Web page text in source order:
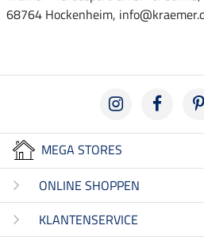
68764 Hockenheim,
MEGA STORES
ONLINE SHOPPEN
KLANTENSERVICE